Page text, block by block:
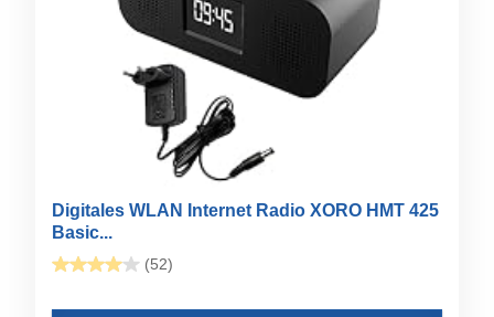
Digitales WLAN Internet Radio XORO HMT 425
Basic...
(52)